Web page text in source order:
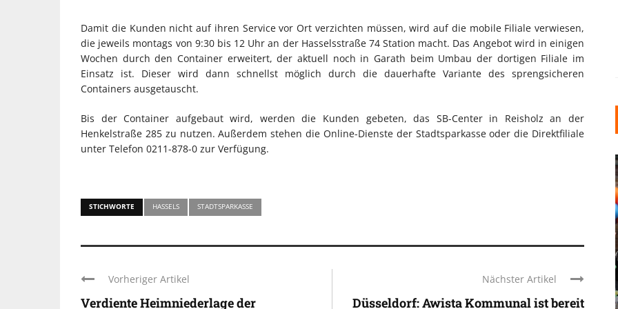
Damit die Kunden nicht auf ihren Service vor Ort verzichten müssen, wird auf die mobile Filiale verwiesen,
die jeweils montags von 9:30 bis 12 Uhr an der Hasselsstraße 74 Station macht. Das Angebot wird in einigen
Wochen durch den Container erweitert, der aktuell noch in Garath beim Umbau der dortigen Filiale im
Einsatz ist. Dieser wird dann schnellst möglich durch die dauerhafte Variante des sprengsicheren
Containers ausgetauscht.
Bis der Container aufgebaut wird, werden die Kunden gebeten, das SB-Center in Reisholz an der
Henkelstraße 285 zu nutzen. Außerdem stehen die Online-Dienste der Stadtsparkasse oder die Direktfiliale
unter Telefon 0211-878-0 zur Verfügung.
STICHWORTE HASSELS STADTSPARKASSE
Vorheriger Artikel
Verdiente Heimniederlage der
Nächster Artikel
Düsseldorf: Awista Kommunal ist bereit
KUNSTSTOFFFENSTER DEN
EINFAMILIENHAUS